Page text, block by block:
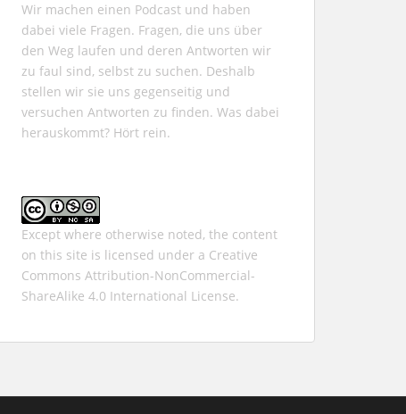
Wir machen einen Podcast und haben
dabei viele Fragen. Fragen, die uns über
den Weg laufen und deren Antworten wir
zu faul sind, selbst zu suchen. Deshalb
stellen wir sie uns gegenseitig und
versuchen Antworten zu finden. Was dabei
herauskommt? Hört rein.
Except where otherwise noted, the content
on this site is licensed under a Creative
Commons Attribution-NonCommercial-
ShareAlike 4.0 International License.